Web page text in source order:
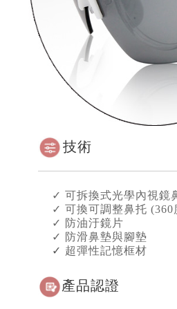
技術
✓ 可拆換式光學內視鏡
✓ 可換可調整鼻托 (360
✓ 防油汙鏡片
✓ 防滑鼻墊與腳墊
✓ 超彈性記憶框材
產品認證